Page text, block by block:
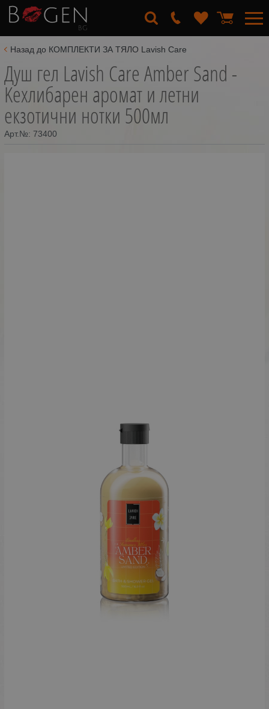
Назад до КОМПЛЕКТИ ЗА ТЯЛО Lavish Care
Душ гел Lavish Care Amber Sand -
Kехлибарен аромат и летни
екзотични нотки 500мл
Арт.№: 73400